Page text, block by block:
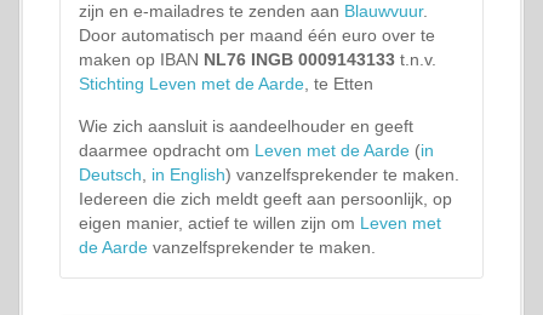
zijn en e-mailadres te zenden aan Blauwvuur.
Door automatisch per maand één euro over te
maken op IBAN NL76 INGB 0009143133 t.n.v.
Stichting Leven met de Aarde, te Etten
Wie zich aansluit is aandeelhouder en geeft
daarmee opdracht om Leven met de Aarde (in
Deutsch, in English) vanzelfsprekender te maken.
Iedereen die zich meldt geeft aan persoonlijk, op
eigen manier, actief te willen zijn om Leven met
de Aarde vanzelfsprekender te maken.